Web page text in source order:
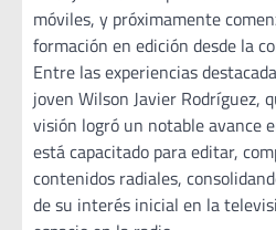
móviles, y próximamente
formación en edición desde la
Entre las experiencias
joven Wilson Javier Rodríguez,
visión logró un notable avance
está capacitado para editar,
contenidos radiales,
de su interés inicial en la